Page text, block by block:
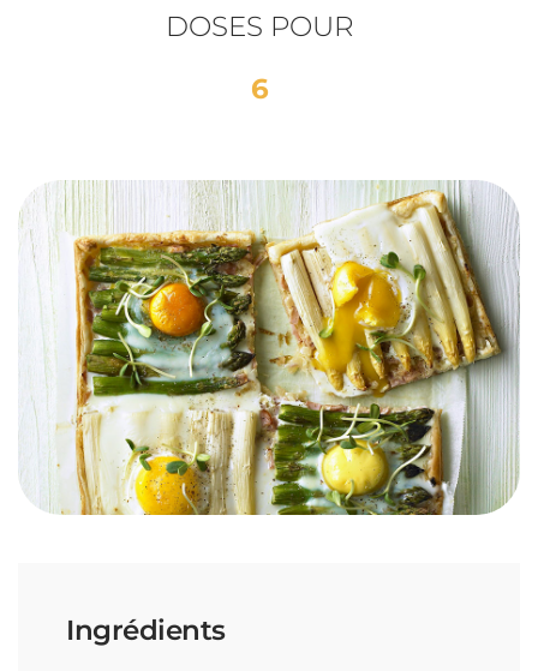
DOSES POUR
6
Ingrédients